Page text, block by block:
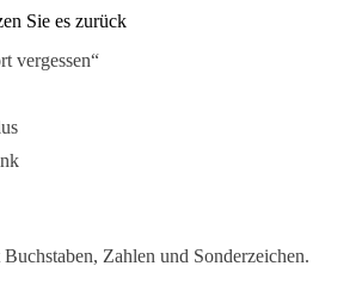
Sie es zurück
vergessen“
Zahlen und Sonderzeichen.